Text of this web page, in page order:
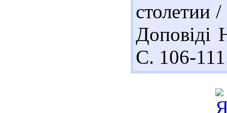
С. 106-